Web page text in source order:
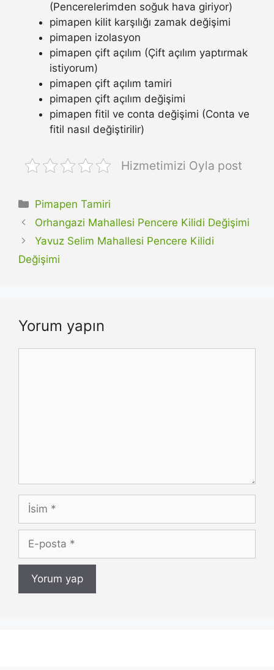
(Pencerelerimden soğuk hava giriyor)
pimapen kilit karşılığı zamak değişimi
pimapen izolasyon
pimapen çift açılım (Çift açılım yaptırmak
istiyorum)
pimapen çift açılım tamiri
pimapen çift açılım değişimi
pimapen fitil ve conta değişimi (Conta ve
fitil nasıl değiştirilir)
Hizmetimizi Oyla post
Kategoriler
Pimapen Tamiri
Orhangazi Mahallesi Pencere Kilidi Değişimi
Yavuz Selim Mahallesi Pencere Kilidi
Değişimi
Yorum yapın
İsim
posta